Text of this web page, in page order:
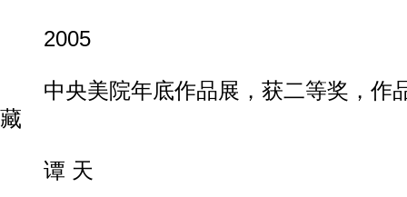
2005
中央美院年底作品展，获二等奖，作
藏
谭 天